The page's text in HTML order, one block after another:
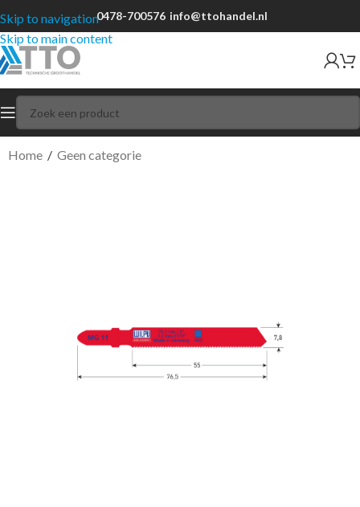
Skip to navigation
Skip to main content
0478-700576 info@ttohandel.nl
Home / Geen categorie